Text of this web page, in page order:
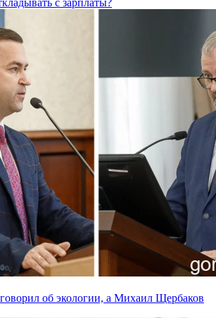
с зарплаты?
об экологии, а Михаил Щербаков